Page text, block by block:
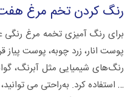
رنگ کردن تخم مرغ
برای رنگ آمیزی تخمه مرغ رنگی
پوست انار، زرد چوبه، پوست پیاز
رنگ‌های شیمیایی مثل آبرنگ،
… استفاده کرد. به‌راحتی می